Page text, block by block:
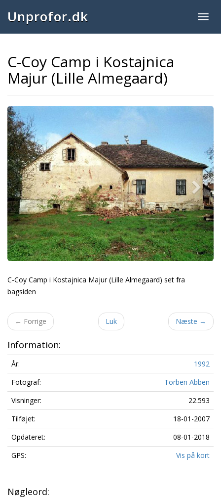
Unprofor.dk
C-Coy Camp i Kostajnica
Majur (Lille Almegaard)
C-Coy Camp i Kostajnica Majur (Lille Almegaard) set fra
bagsiden
← Forrige Luk Næste →
Information:
År:
1992
Fotograf:
Torben Abben
Visninger:
22.593
Tilføjet:
18-01-2007
Opdateret:
08-01-2018
GPS:
Vis på kort
Nøgleord: